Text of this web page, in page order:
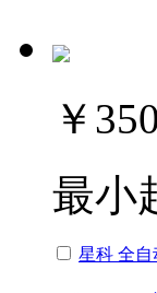
￥
最小
星科 全